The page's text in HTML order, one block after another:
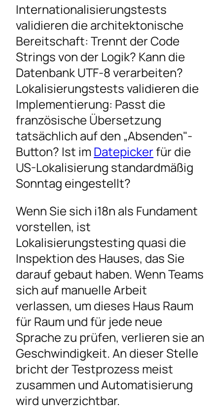
Internationalisierungstests
validieren die architektonische
Bereitschaft: Trennt der Code
Strings von der Logik? Kann die
Datenbank UTF-8 verarbeiten?
Lokalisierungstests validieren die
Implementierung: Passt die
französische Übersetzung
tatsächlich auf den „Absenden"-
Button? Ist im Datepickerfür die
US-Lokalisierung standardmäßig
Sonntag eingestellt?
Wenn Sie sich i18n als Fundament
vorstellen, ist
Lokalisierungstesting quasi die
Inspektion des Hauses, das Sie
darauf gebaut haben. Wenn Teams
sich auf manuelle Arbeit
verlassen, um dieses Haus Raum
für Raum und für jede neue
Sprache zu prüfen, verlieren sie an
Geschwindigkeit. An dieser Stelle
bricht der Testprozess meist
zusammen und Automatisierung
wird unverzichtbar.